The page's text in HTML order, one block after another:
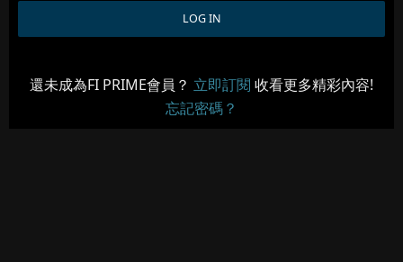
還未成為FI PRIME會員？ 立即訂閱 收看更多精彩內容!
忘記密碼？